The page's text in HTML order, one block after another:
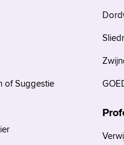
of Suggestie